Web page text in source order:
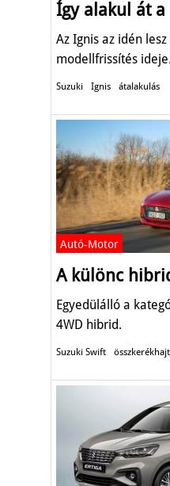
Így alakul át a
Az Ignis az idén
modellfrissítés ideje.
Suzuki Ignis átalakulás
Autó-Motor
A különc
Egyedülálló a
4WD hibrid.
Suzuki Swift